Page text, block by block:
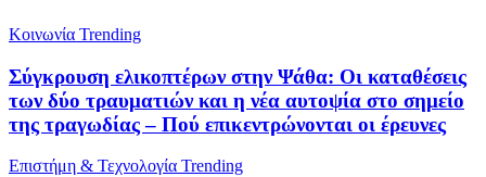
Κοινωνία Trending
Σύγκρουση ελικοπτέρων στην Ψάθα: Οι καταθέσεις
των δύο τραυματιών και η νέα αυτοψία στο σημείο
της τραγωδίας – Πού επικεντρώνονται οι έρευνες
Επιστήμη & Τεχνολογία Trending